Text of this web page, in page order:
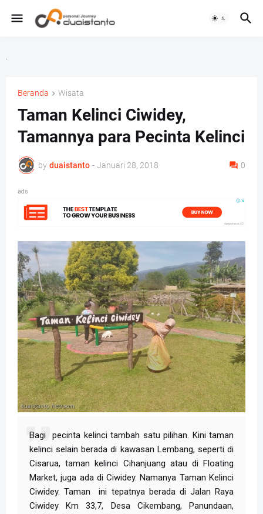
Beranda Wisata
Taman Kelinci Ciwidey,
Tamannya para Pecinta Kelinci
by duaistanto - Januari 28, 2018 0
ads
Bagi pecinta kelinci tambah satu pilihan. Kini taman
kelinci selain berada di kawasan Lembang, seperti di
Cisarua, taman kelinci Cihanjuang atau di Floating
Market, juga ada di Ciwidey. Namanya Taman Kelinci
Ciwidey. Taman ini tepatnya berada di Jalan Raya
Ciwidey Km 33,7, Desa Cikembang, Panundaan,